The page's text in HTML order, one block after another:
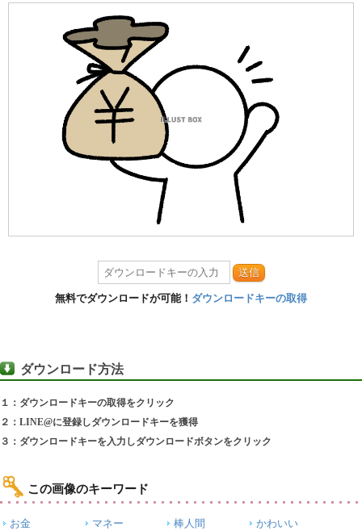
送信
無料でダウンロードが可能！ ダウンロードキーの取得
ダウンロード方法
１：ダウンロードキーの取得をクリック
２：LINE@に登録しダウンロードキーを獲得
３：ダウンロードキーを入力しダウンロードボタンをクリック
この画像のキーワード
お金 マネー 棒人間
かわいい